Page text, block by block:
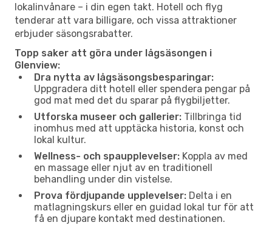
lokalinvånare – i din egen takt. Hotell och flyg
tenderar att vara billigare, och vissa attraktioner
erbjuder säsongsrabatter.
Topp saker att göra under lågsäsongen i
Glenview:
Dra nytta av lågsäsongsbesparingar:
Uppgradera ditt hotell eller spendera pengar på
god mat med det du sparar på flygbiljetter.
Utforska museer och gallerier: Tillbringa tid
inomhus med att upptäcka historia, konst och
lokal kultur.
Wellness- och spaupplevelser: Koppla av med
en massage eller njut av en traditionell
behandling under din vistelse.
Prova fördjupande upplevelser: Delta i en
matlagningskurs eller en guidad lokal tur för att
få en djupare kontakt med destinationen.